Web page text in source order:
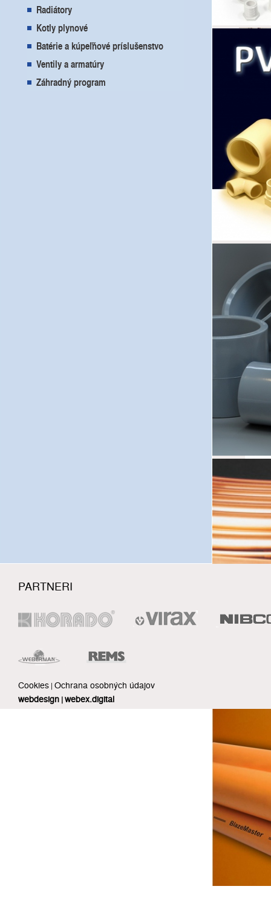
Radiátory
Kotly plynové
Batérie a kúpeľňové príslušenstvo
Ventily a armatúry
Záhradný program
PARTNERI
Cookies | Ochrana osobných údajov
webdesign |webex.digital